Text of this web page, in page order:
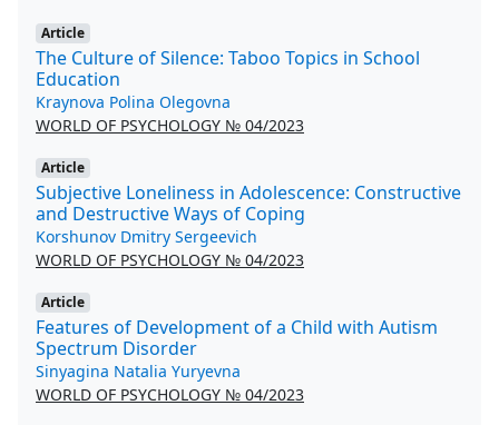
Article
The Culture of Silence: Taboo Topics in School
Education
Kraynova Polina Olegovna
WORLD OF PSYCHOLOGY № 04/2023
Article
Subjective Loneliness in Adolescence: Constructive
and Destructive Ways of Coping
Korshunov Dmitry Sergeevich
WORLD OF PSYCHOLOGY № 04/2023
Article
Features of Development of a Child with Autism
Spectrum Disorder
Sinyagina Natalia Yuryevna
WORLD OF PSYCHOLOGY № 04/2023